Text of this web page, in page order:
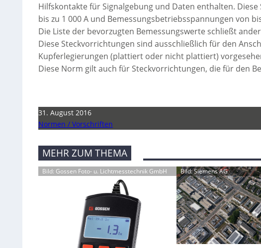
Hilfskontakte für Signalgebung und Daten enthalten.
bis zu 1 000 A und Bemessungsbetriebsspannungen von
Die Liste der bevorzugten Bemessungswerte schließt
Diese Steckvorrichtungen sind ausschließlich für den
Kupferlegierungen (plattiert oder nicht plattiert)
Diese Norm gilt auch für Steckvorrichtungen, die für den
31. August 2016
Normen / Vorschriften
MEHR ZUM THEMA
Bild: Gossen Foto- u. Lichtmesstechnik GmbH Bild: Siemens AG